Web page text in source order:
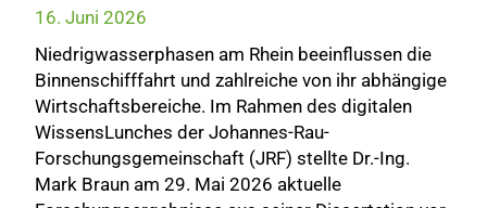
16. Juni 2026
Niedrigwasserphasen am Rhein beeinflussen die
Binnenschifffahrt und zahlreiche von ihr abhängige
Wirtschaftsbereiche. Im Rahmen des digitalen
WissensLunches der Johannes-Rau-
Forschungsgemeinschaft (JRF) stellte Dr.-Ing.
Mark Braun am 29. Mai 2026 aktuelle